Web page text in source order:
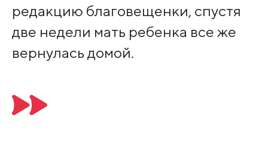
редакцию благовещенки, спустя
две недели мать ребенка все же
вернулась домой.